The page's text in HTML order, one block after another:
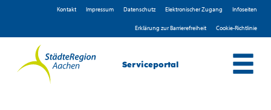
Zum Hauptinhalt springen
Zum Hauptinhalt
Kontakt Impressum D­atenschutz Elektronischer Zugang Infoseiten
Erklärung zur Barrierefreiheit Cookie-Richtlinie
Serviceportal